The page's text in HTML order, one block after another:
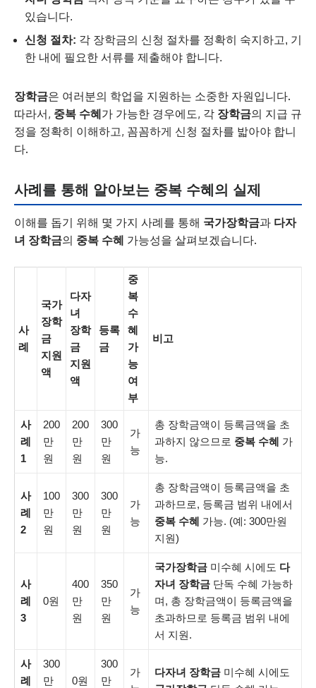
있습니다.
신청 절차: 각 장학금의 신청 절차를 정확히 숙지하고, 기
한 내에 필요한 서류를 제출해야 합니다.
장학금은 여러분의 학업을 지원하는 소중한 자원입니다.
따라서, 중복 수혜가 가능한 경우에도, 각 장학금의 지급 규
정을 정확히 이해하고, 꼼꼼하게 신청 절차를 밟아야 합니
다.
사례를 통해 알아보는 중복 수혜의 실제
이해를 돕기 위해 몇 가지 사례를 통해 국가장학금과 다자
녀 장학금의 중복 수혜 가능성을 살펴보겠습니다.
사
례
국가
장학
금
지원
액
다자
녀
장학
금
지원
액
등록
금
중
복
수
혜
가
능
여
부
비고
사
례
1
200
만
원
200
만
원
300
만
원
가
능
총 장학금액이 등록금액을 초
과하지 않으므로 중복 수혜 가
능.
사
례
2
100
만
원
300
만
원
300
만
원
가
능
총 장학금액이 등록금액을 초
과하므로, 등록금 범위 내에서
중복 수혜 가능. (예: 300만원
지원)
사
례
3
0원
400
만
원
350
만
원
가
능
국가장학금 미수혜 시에도 다
자녀 장학금 단독 수혜 가능하
며, 총 장학금액이 등록금액을
초과하므로 등록금 범위 내에
서 지원.
사
례
300
만
0원
300
만
가
다자녀 장학금 미수혜 시에도